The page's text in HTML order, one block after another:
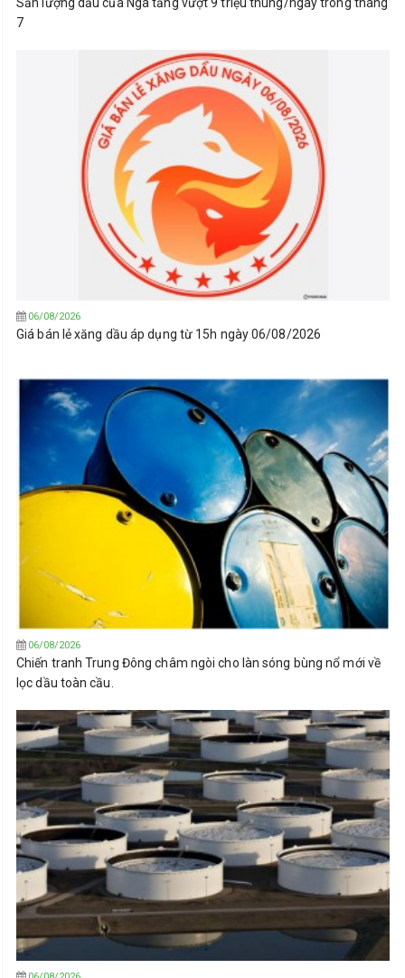
Sản lượng dầu của Nga tăng vượt 9 triệu thùng/ngày trong tháng
7
06/08/2026
Giá bán lẻ xăng dầu áp dụng từ 15h ngày 06/08/2026
06/08/2026
Chiến tranh Trung Đông châm ngòi cho làn sóng bùng nổ mới về
lọc dầu toàn cầu.